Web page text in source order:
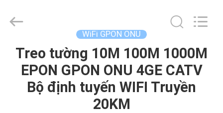
TRANG
CHỦ
LIMITED.
Reserved.
WiFi GPON ONU
Treo tường 10M 100M 1000M
EPON GPON ONU 4GE CATV
Bộ định tuyến WIFI Truyền
20KM